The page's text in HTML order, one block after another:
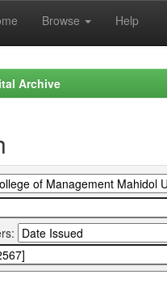
Browse Help
Archive